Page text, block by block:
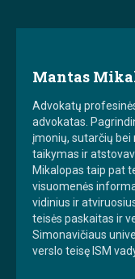
Mantas
Advokatų
advokatas.
įmonių, sutarčių bei
taikymas ir
Mikalopas taip pat
visuomenės
vidinius ir
teisės paskaitas ir
Simonavičiaus
verslo teisę ISM